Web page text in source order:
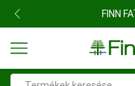
FINN